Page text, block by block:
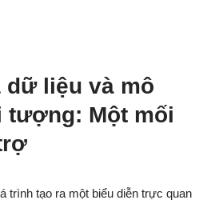
dữ liệu và mô
tượng: Một mối
trình tạo ra một biểu diễn trực quan